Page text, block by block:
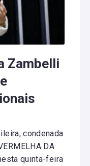
Zambelli
condenada
DA
quinta-feira